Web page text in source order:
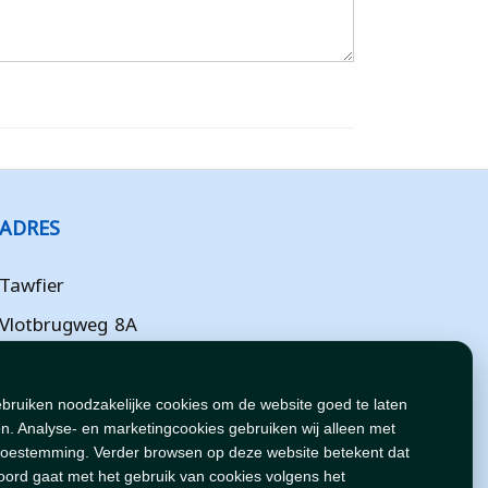
noodzakelijke cookies om de website goed te laten
Analyse- en marketingcookies gebruiken wij alleen met
Verder browsen op deze website betekent dat
gaat met het gebruik van cookies volgens het
ADRES
Tawfier
Vlotbrugweg 8A
Flevoland
NL